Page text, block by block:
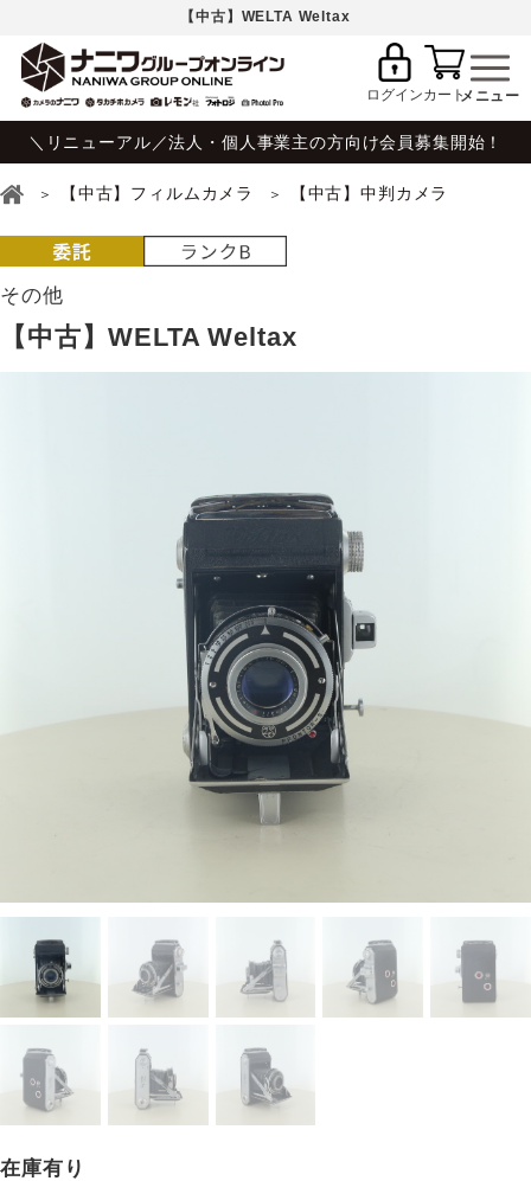
【中古】WELTA Weltax
ログインカート
＼リニューアル／法人・個人事業主の方向け会員募集開始！
【中古】フィルムカメラ 【中古】中判カメラ
その他
【中古】WELTA Weltax
在庫有り